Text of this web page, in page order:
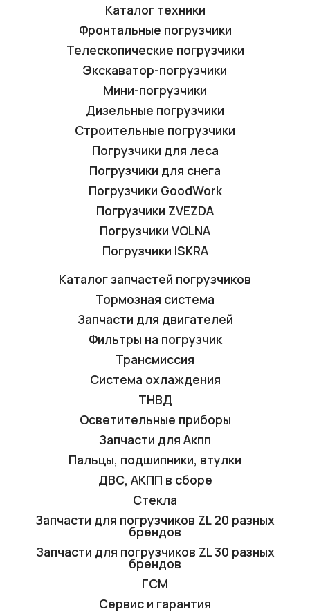
Каталог техники
Фронтальные погрузчики
Телескопические погрузчики
Экскаватор-погрузчики
Мини-погрузчики
Дизельные погрузчики
Строительные погрузчики
Погрузчики для леса
Погрузчики для снега
Погрузчики GoodWork
Погрузчики ZVEZDA
Погрузчики VOLNA
Погрузчики ISKRA
Каталог запчастей погрузчиков
Тормозная система
Запчасти для двигателей
Фильтры на погрузчик
Трансмиссия
Система охлаждения
ТНВД
Осветительные приборы
Запчасти для Акпп
Пальцы, подшипники, втулки
ДВС, АКПП в сборе
Стекла
Запчасти для погрузчиков ZL 20 разных
брендов
Запчасти для погрузчиков ZL 30 разных
брендов
ГСМ
Сервис и гарантия